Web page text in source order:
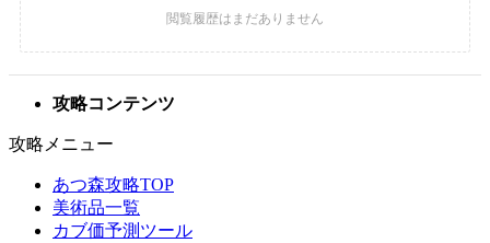
攻略コンテンツ
攻略メニュー
あつ森攻略TOP
美術品一覧
カブ価予測ツール